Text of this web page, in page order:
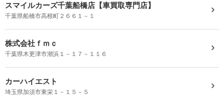
スマイルカーズ千葉船橋店【車買取専門店】
千葉県船橋市高根町２６６１－１
株式会社ｆｍｃ
千葉県木更津市潮浜１－１７－１１６
カーハイエスト
埼玉県加須市東栄１－１５－５